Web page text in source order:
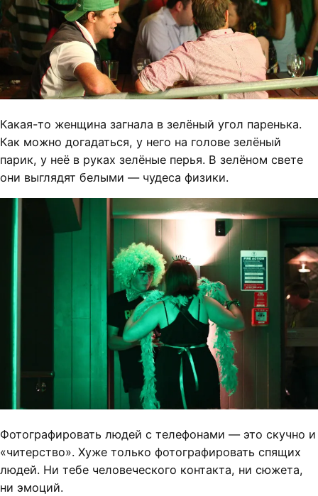
Какая-то женщина загнала в зелёный угол паренька.
Как можно догадаться, у него на голове зелёный
парик, у неё в руках зелёные перья. В зелёном свете
они выглядят белыми — чудеса физики.
Фотографировать людей с телефонами — это скучно и
«читерство». Хуже только фотографировать спящих
людей. Ни тебе человеческого контакта, ни сюжета,
ни эмоций.